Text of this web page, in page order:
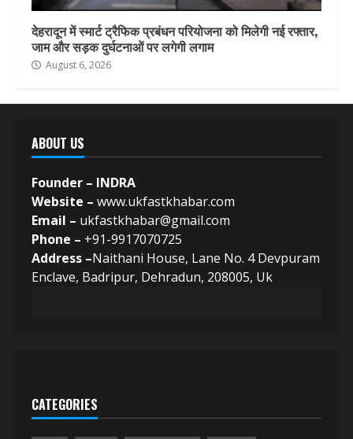
देहरादून में स्मार्ट ट्रैफिक प्रबंधन परियोजना को मिलेगी नई रफ्तार,
जाम और सड़क दुर्घटनाओं पर लगेगी लगाम
August 6, 2026
ABOUT US
Founder – INDRA
Website – www.ukfastkhabar.com
Email – ukfastkhabar@gmail.com
Phone – +91-9917070725
Address –Naithani House, Lane No. 4 Devpuram
Enclave, Badripur, Dehradun, 208005, Uk
CATEGORIES